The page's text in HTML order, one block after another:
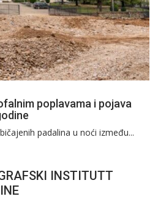
poplavama i pojava
padalina u noći između...
INSTITUTT